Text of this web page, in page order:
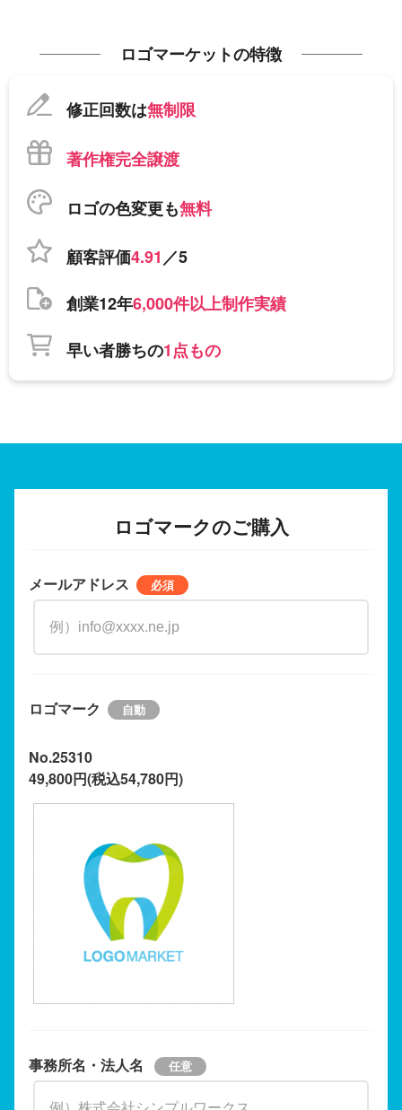
ロゴマーケットの特徴
修正回数は無制限
著作権完全譲渡
ロゴの色変更も無料
顧客評価4.91／5
創業12年6,000件以上制作実績
早い者勝ちの1点もの
ロゴマークのご購入
メールアドレス
ロゴマーク
No.25310
49,800円(税込54,780円)
事務所名・法人名